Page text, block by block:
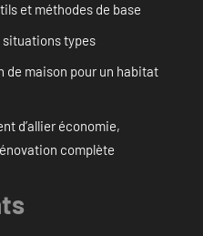
et méthodes de base
situations types
de maison pour un habitat
d’allier économie,
complète